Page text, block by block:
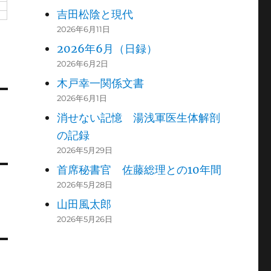
吉田松陰と現代
2026年6月11日
2026年6月（日録）
2026年6月2日
木戸幸一関係文書
2026年6月1日
消せない記憶 湯浅軍医生体解剖
の記録
2026年5月29日
首席秘書官 佐藤総理との10年間
2026年5月28日
山田風太郎
2026年5月26日